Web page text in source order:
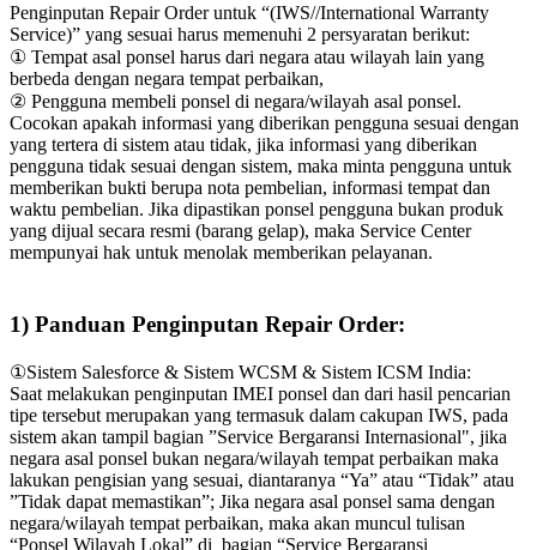
Penginputan Repair Order untuk “(IWS//International Warranty
Service)” yang sesuai harus memenuhi 2 persyaratan berikut:
① Tempat asal ponsel harus dari negara atau wilayah lain yang
berbeda dengan negara tempat perbaikan,
② Pengguna membeli ponsel di negara/wilayah asal ponsel.
Cocokan apakah informasi yang diberikan pengguna sesuai dengan
yang tertera di sistem atau tidak, jika informasi yang diberikan
pengguna tidak sesuai dengan sistem, maka minta pengguna untuk
memberikan bukti berupa nota pembelian, informasi tempat dan
waktu pembelian. Jika dipastikan ponsel pengguna bukan produk
yang dijual secara resmi (barang gelap), maka Service Center
mempunyai hak untuk menolak memberikan pelayanan.
1) Panduan Penginputan Repair Order:
①Sistem Salesforce & Sistem WCSM & Sistem ICSM India:
Saat melakukan penginputan IMEI ponsel dan dari hasil pencarian
tipe tersebut merupakan yang termasuk dalam cakupan IWS, pada
sistem akan tampil bagian ”Service Bergaransi Internasional", jika
negara asal ponsel bukan negara/wilayah tempat perbaikan maka
lakukan pengisian yang sesuai, diantaranya “Ya” atau “Tidak” atau
”Tidak dapat memastikan”; Jika negara asal ponsel sama dengan
negara/wilayah tempat perbaikan, maka akan muncul tulisan
“Ponsel Wilayah Lokal” di bagian “Service Bergaransi